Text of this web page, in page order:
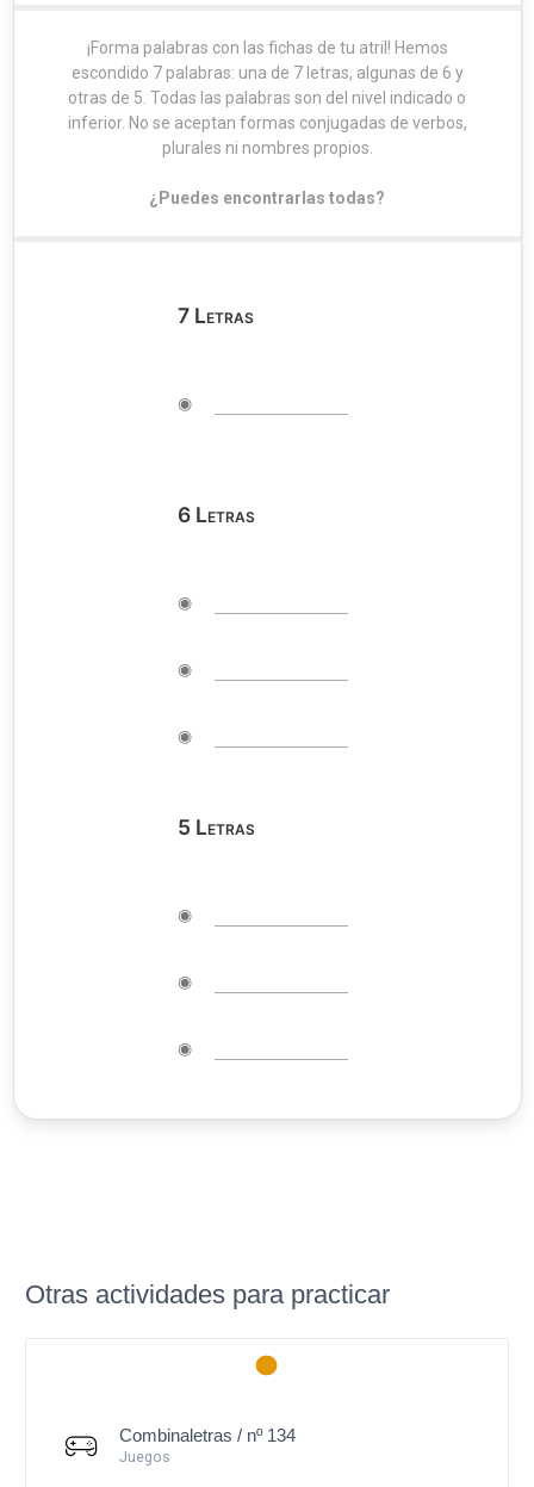
¡Forma palabras con las fichas de tu atril! Hemos
escondido 7 palabras: una de 7 letras, algunas de 6 y
otras de 5. Todas las palabras son del nivel indicado o
inferior. No se aceptan formas conjugadas de verbos,
plurales ni nombres propios.
¿Puedes encontrarlas todas?
7 Letras
◉
6 Letras
◉
◉
◉
5 Letras
◉
◉
◉
Otras actividades para practicar
Combinaletras / nº 134
Juegos